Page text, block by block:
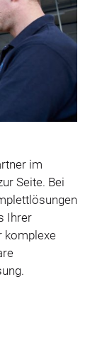
im
Seite. Bei
Ihrer
komplexe